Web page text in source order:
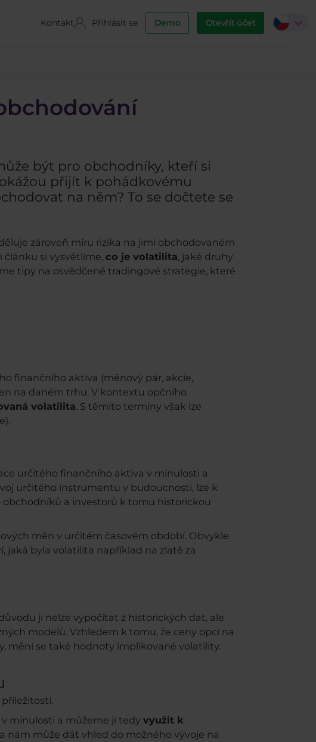
Kontakt Přihlásit se Demo Otevřít účet
být pro obchodníky, kteří si
přijít k pohádkovému
na něm? To se dočtete se
zároveň míru rizika na jimi obchodovaném
si vysvětlíme, co je volatilita, jaké druhy
tipy na osvědčené tradingové strategie, které
finančního aktiva (měnový pár, akcie,
na daném trhu. V kontextu opčního
volatilita. S těmito termíny však lze
určitého finančního aktiva v minulosti a
určitého instrumentu v budoucnosti, lze k
a investorů k tomu historickou
měn v určitém časovém období. Obvykle
jaká byla volatilita například na zlatě za
ji nelze vypočítat z historických dat, ale
modelů. Vzhledem k tomu, že ceny opcí na
mění se také hodnoty implikované volatility.
minulosti a můžeme jí tedy využit k
nám může dát vhled do možného vývoje na